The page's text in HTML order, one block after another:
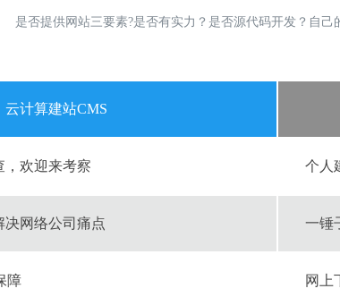
是否提供网站三要素?是否有实力？是否源代码开发？自己
云计算建站CMS
，欢迎来考察 个人
决网络公司痛点 一锤
障 网上